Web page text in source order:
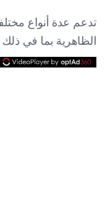
تدعم عدة أنواع
الظاهرية بما في